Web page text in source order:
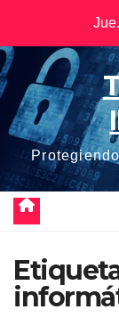
contenido